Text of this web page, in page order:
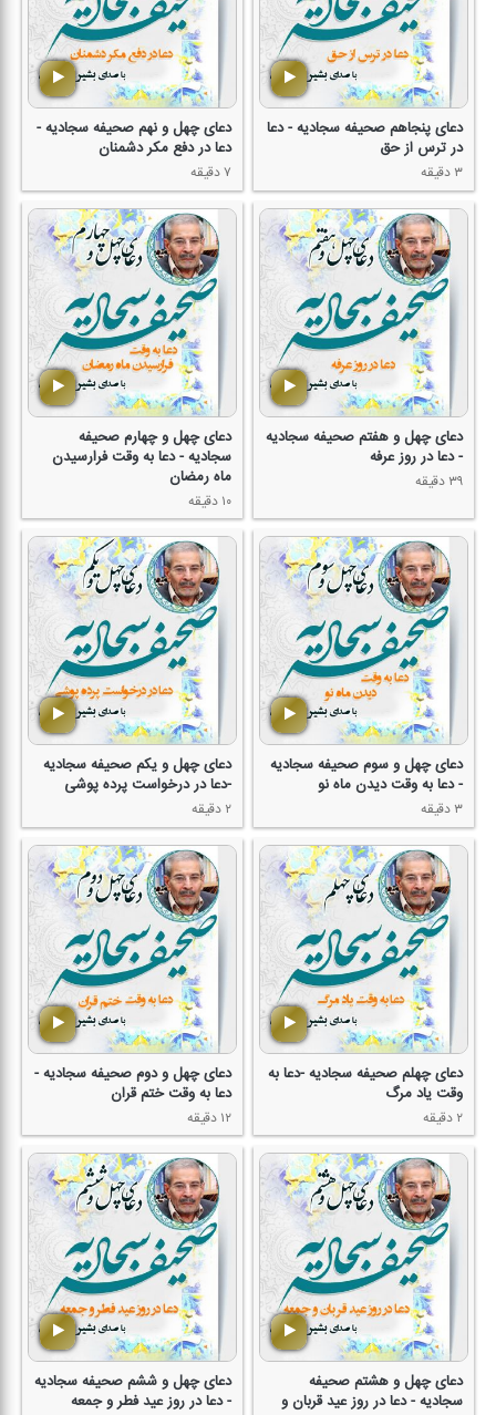
دعای پنجاهم صحیفه سجادیه - دعا
در ترس از حق
۳ دقیقه
دعای چهل و نهم صحیفه سجادیه -
دعا در دفع مكر دشمنان
۷ دقیقه
دعای چهل و هفتم صحیفه سجادیه
- دعا در روز عرفه
۳۹ دقیقه
دعای چهل و چهارم صحیفه
سجادیه - دعا به وقت فرارسیدن
ماه رمضان
۱۰ دقیقه
دعای چهل و سوم صحیفه سجادیه
- دعا به وقت دیدن ماه نو
۳ دقیقه
دعای چهل و یكم صحیفه سجادیه
-دعا در درخواست پرده پوشی
۲ دقیقه
دعای چهلم صحیفه سجادیه -دعا به
وقت یاد مرگ
۲ دقیقه
دعای چهل و دوم صحیفه سجادیه -
دعا به وقت ختم قران
۱۲ دقیقه
دعای چهل و هشتم صحیفه
سجادیه - دعا در روز عید قربان و
دعای چهل و ششم صحیفه سجادیه
- دعا در روز عید فطر و جمعه